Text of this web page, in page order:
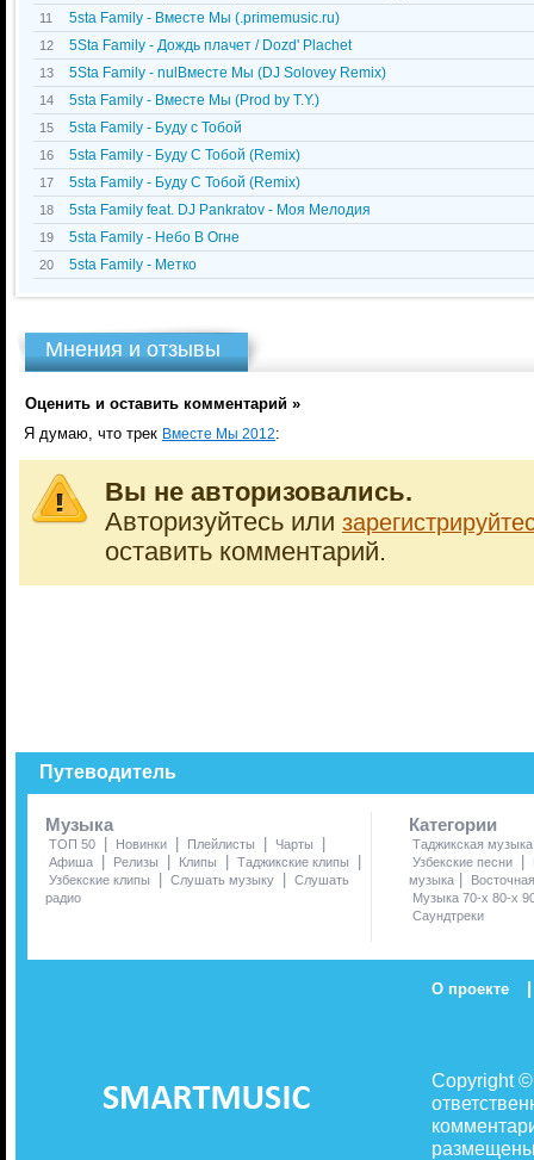
11 5sta Family - Вместе Мы (.primemusic.ru)
12 5Sta Family - Дождь плачет / Dozd' Plachet
13 5Sta Family - nulВместе Мы (DJ Solovey Remix)
14 5sta Family - Вместе Мы (Prod by T.Y.)
15 5sta Family - Буду с Тобой
16 5sta Family - Буду С Тобой (Remix)
17 5sta Family - Буду С Тобой (Remix)
18 5sta Family feat. DJ Pankratov - Моя Мелодия
19 5sta Family - Небо В Огне
20 5sta Family - Метко
Мнения и отзывы
Оценить и оставить комментарий »
Я думаю, что трек Вместе Мы 2012:
Вы не авторизовались.
Авторизуйтесь или
оставить комментарий.
Путеводитель
Музыка
ТОП 50 | Новинки | Плейлисты | Чарты |
Афиша | Релизы | Клипы | Таджикские клипы |
Узбекские клипы | Слушать музыку | Слушать
радио
Категории
Таджикская музыка
Узбекские песни
|
музыка |
Музыка 70-х 80-х
Саундтреки
О проекте |
Copyright
размещены